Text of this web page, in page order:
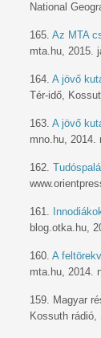
National
165. Az MTA
mta.hu, 2015.
164. A jövő
Tér-idő,
163. A jövő
mno.hu, 2014.
162.
161.
blog.otka.hu,
160. A
mta.hu, 2014.
159. Magyar
Kossuth